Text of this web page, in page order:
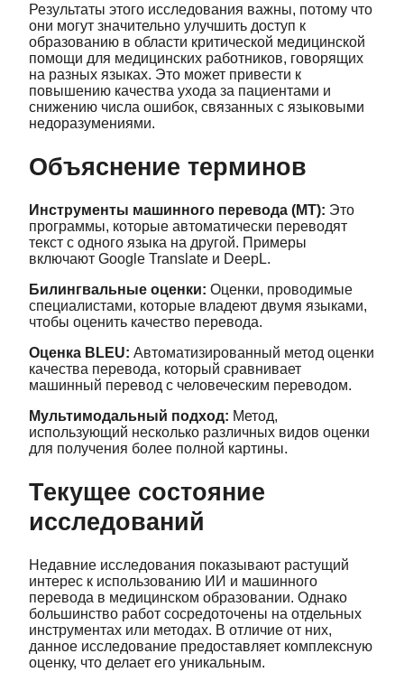
Результаты этого исследования важны, потому что
они могут значительно улучшить доступ к
образованию в области критической медицинской
помощи для медицинских работников, говорящих
на разных языках. Это может привести к
повышению качества ухода за пациентами и
снижению числа ошибок, связанных с языковыми
недоразумениями.
Объяснение терминов
Инструменты машинного перевода (MT): Это
программы, которые автоматически переводят
текст с одного языка на другой. Примеры
включают Google Translate и DeepL.
Билингвальные оценки: Оценки, проводимые
специалистами, которые владеют двумя языками,
чтобы оценить качество перевода.
Оценка BLEU: Автоматизированный метод оценки
качества перевода, который сравнивает
машинный перевод с человеческим переводом.
Мультимодальный подход: Метод,
использующий несколько различных видов оценки
для получения более полной картины.
Текущее состояние
исследований
Недавние исследования показывают растущий
интерес к использованию ИИ и машинного
перевода в медицинском образовании. Однако
большинство работ сосредоточены на отдельных
инструментах или методах. В отличие от них,
данное исследование предоставляет комплексную
оценку, что делает его уникальным.